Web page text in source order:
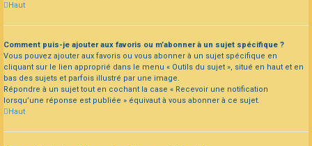
Haut
Comment puis-je ajouter aux favoris ou m’abonner à un sujet spécifique ?
Vous pouvez ajouter aux favoris ou vous abonner à un sujet spécifique en
cliquant sur le lien approprié dans le menu « Outils du sujet », situé en haut et en
bas des sujets et parfois illustré par une image.
Répondre à un sujet tout en cochant la case « Recevoir une notification
lorsqu’une réponse est publiée » équivaut à vous abonner à ce sujet.
Haut